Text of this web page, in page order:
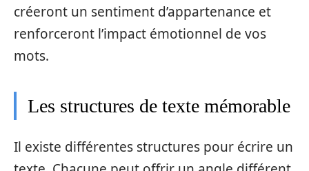
créeront un sentiment d’appartenance et
renforceront l’impact émotionnel de vos
mots.
Les structures de texte mémorable
Il existe différentes structures pour écrire un